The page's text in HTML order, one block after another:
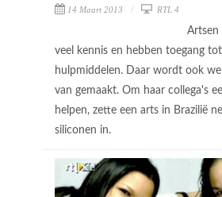
14 Maart 2013 RTL 4
Artsen
veel kennis en hebben toegang
hulpmiddelen. Daar wordt ook
van gemaakt. Om haar collega's
helpen, zette een arts in Brazilië
siliconen in.